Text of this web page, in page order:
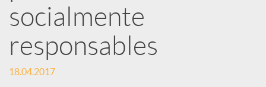
S
o
socialmente
responsables
18.04.2017